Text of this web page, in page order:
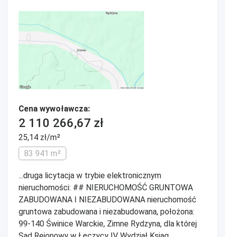
Cena wywoławcza:
2 110 266,67 zł
25,14 zł/m²
83 941 m²
...druga licytacja w trybie elektronicznym
nieruchomości: ## NIERUCHOMOŚĆ GRUNTOWA
ZABUDOWANA I NIEZABUDOWANA nieruchomość
gruntowa zabudowana i niezabudowana, położona:
99-140 Świnice Warckie, Zimne Rydzyna, dla której